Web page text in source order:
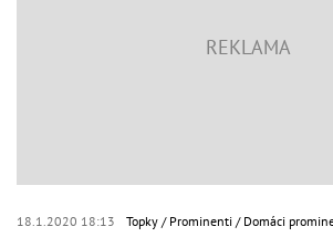
18.1.2020 18:13 Topky Prominenti Domáci